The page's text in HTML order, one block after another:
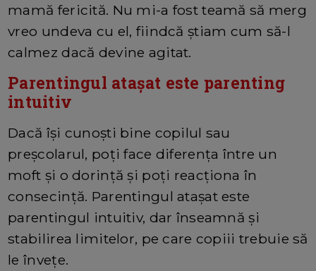
mamă fericită. Nu mi-a fost teamă să merg
vreo undeva cu el, fiindcă ştiam cum să-l
calmez dacă devine agitat.
Parentingul ataşat este parenting
intuitiv
Dacă îşi cunoşti bine copilul sau
preşcolarul, poţi face diferenţa între un
moft şi o dorinţă şi poţi reacţiona în
consecinţă. Parentingul ataşat este
parentingul intuitiv, dar înseamnă şi
stabilirea limitelor, pe care copiii trebuie să
le înveţe.